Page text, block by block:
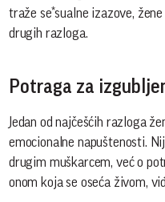
traže se*sualne izazove,
drugih razloga.
Potraga za
Jedan od najčešćih razloga
emocionalne napuštenosti.
drugim muškarcem, već o
onom koja se oseća živom,